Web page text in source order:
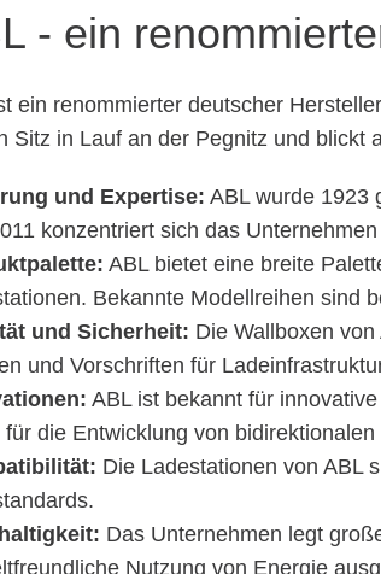
- ein
ein renommierter deutscher
Sitz in Lauf an der Pegnitz und blickt
und Expertise: ABL wurde 1923
konzentriert sich das
ABL bietet eine breite
Bekannte Modellreihen sind
und Sicherheit: Die Wallboxen
und Vorschriften für
ABL ist bekannt für
für die Entwicklung von
Die Ladestationen von ABL
Das Unternehmen legt
Nutzung von Energie